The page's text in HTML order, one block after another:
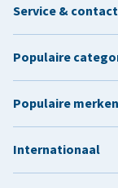
Service & contact
Populaire
Populaire merken
Internationaal